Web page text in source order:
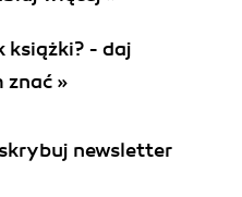
bezprzewodową
książki? - daj
znać »
newsletter